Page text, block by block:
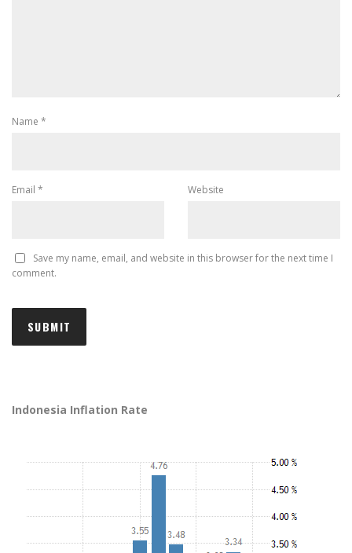
Name *
Email * Website
Save my name, email, and website in this browser for the next time I
comment.
Indonesia Inflation Rate